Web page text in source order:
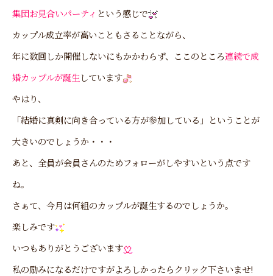
集団お見合いパーティ という感じで
カップル成立率が高いこともさることながら、
年に数回しか開催しないにもかかわらず、ここのところ連続で成
婚カップルが誕生しています
やはり、
「結婚に真剣に向き合っている方が参加している」ということが
大きいのでしょうか・・・
あと、全員が会員さんのためフォローがしやすいという点です
ね。
さぁて、今月は何組のカップルが誕生するのでしょうか。
楽しみです
いつもありがとうございます
私の励みになるだけですがよろしかったらクリック下さいませ!